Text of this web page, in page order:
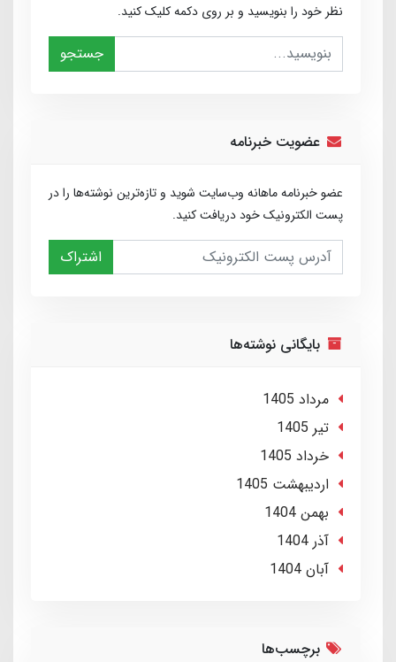
نظر خود را بنویسید و بر روی دکمه کلیک کنید.
جستجو
عضویت خبرنامه
عضو خبرنامه ماهانه وب‌سایت شوید و تازه‌ترین نوشته‌ها را در
پست الکترونیک خود دریافت کنید.
اشتراک
بایگانی نوشته‌ها
مرداد 1405
تير 1405
خرداد 1405
ارديبهشت 1405
بهمن 1404
آذر 1404
آبان 1404
برچسب‌ها